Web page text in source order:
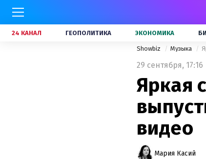
24 КАНАЛ ГЕОПОЛИТИКА ЭКОНОМИКА
Showbiz Музыка
29 сентября, 17:16
Яркая
видео
Мария Касий